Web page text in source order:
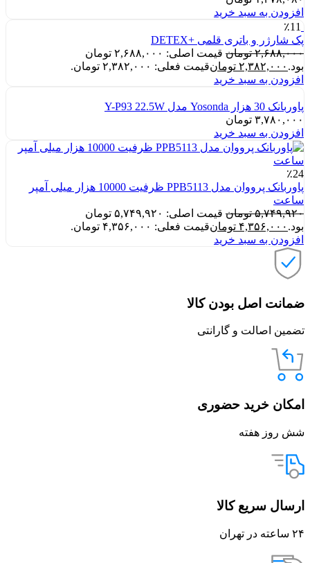
افزودن به سبد خرید
٪11
پک شارژر و باتری قلمی +DETEX
۲,۶۸۸,۰۰۰ تومان
قیمت اصلی: ۲,۶۸۸,۰۰۰ تومان
بود. ۲,۳۸۲,۰۰۰ تومانقیمت فعلی: ۲,۳۸۲,۰۰۰ تومان.
افزودن به سبد خرید
پاوربانک 30 هزار Yosonda مدل Y-P93 22.5W
۳,۷۸۰,۰۰۰ تومان
افزودن به سبد خرید
٪24
پاوربانک پرووان مدل PPB5113 ظرفیت 10000 هزار میلی آمپر
ساعت
۵,۷۴۹,۹۲۰ تومان
قیمت اصلی: ۵,۷۴۹,۹۲۰ تومان
بود. ۴,۳۵۶,۰۰۰ تومانقیمت فعلی: ۴,۳۵۶,۰۰۰ تومان.
افزودن به سبد خرید
ضمانت اصل بودن کالا
تضمین اصالت و گارانتی
امکان خرید حضوری
شش روز هفته
ارسال سریع کالا
۲۴ ساعته در تهران